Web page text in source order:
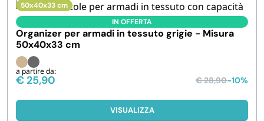
IN OFFERTA
50x40x33 cm
Organizer per armadi in tessuto grigie - Misura
50x40x33 cm
a partire da:
€ 25,90 €28,90-10%
VISUALIZZA